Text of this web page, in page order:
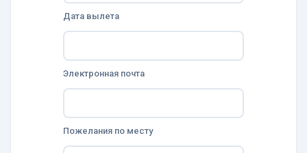
Дата вылета
Электронная почта
Пожелания по месту